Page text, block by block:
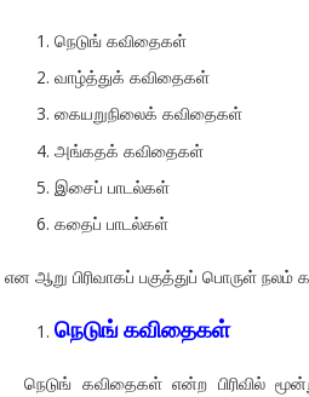
நெடுங் கவிதைகள்
வாழ்த்துக் கவிதைகள்
கையறுநிலைக் கவிதைகள்
அங்கதக் கவிதைகள்
இசைப் பாடல்கள்
கதைப் பாடல்கள்
என ஆறு பிரிவாகப் பகுத்துப் பொருள் நலம்
நெடுங் கவிதைகள்
நெடுங் கவிதைகள் என்ற பிரிவில்